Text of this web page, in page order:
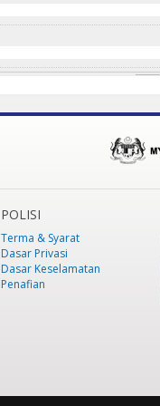
POLISI
Terma & Syarat
Dasar Privasi
Dasar Keselamatan
Penafian